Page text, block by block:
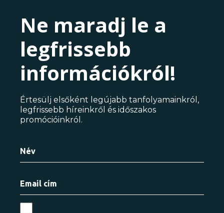
Ne maradj le a
legfrissebb
információkról!
Értesülj elsőként legújabb tanfolyamainkról,
legfrissebb híreinkről és időszakos
promócióinkról.